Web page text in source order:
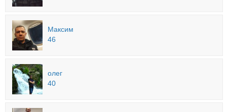
Максим
46
олег
40